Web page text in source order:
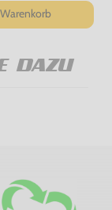
Warenkorb
DAZU